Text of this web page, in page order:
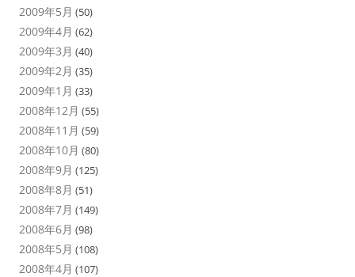
2009年5月 (50)
2009年4月 (62)
2009年3月 (40)
2009年2月 (35)
2009年1月 (33)
2008年12月 (55)
2008年11月 (59)
2008年10月 (80)
2008年9月 (125)
2008年8月 (51)
2008年7月 (149)
2008年6月 (98)
2008年5月 (108)
2008年4月 (107)